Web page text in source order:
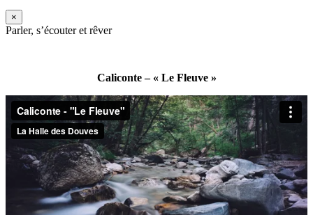
×
Parler, s’écouter et rêver
Caliconte – « Le Fleuve »